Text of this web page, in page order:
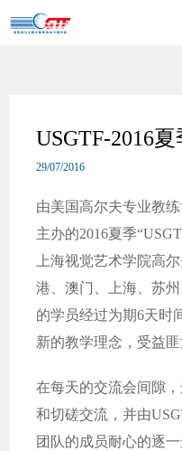
USGTF-2016
29/07/2016
由美国高尔夫专业教
主办的2016夏季
上海视觉艺术学院高
港、澳门、上海、苏
的学员经过为期6天时
新的教学理念，受益匪
在每天的交流会间隙
和切磋交流，并由
团队的成员耐心的逐